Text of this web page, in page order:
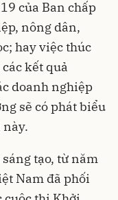
của Ban chấp
nông dân,
hay việc thúc
kết quả
doanh nghiệp
sẽ có phát biểu
tạo, từ năm
Nam đã phối